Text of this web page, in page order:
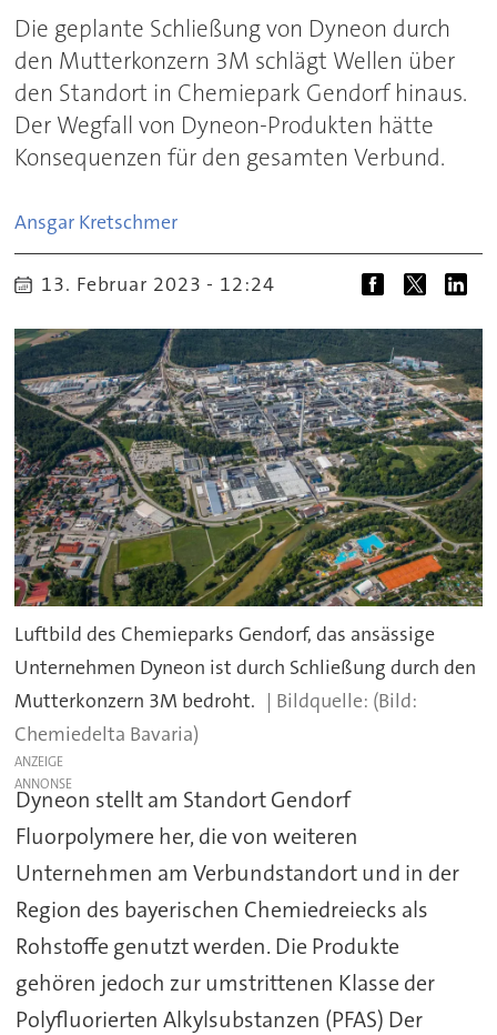
Die geplante Schließung von Dyneon durch
den Mutterkonzern 3M schlägt Wellen über
den Standort in Chemiepark Gendorf hinaus.
Der Wegfall von Dyneon-Produkten hätte
Konsequenzen für den gesamten Verbund.
Ansgar Kretschmer
13. Februar 2023 - 12:24
Luftbild des Chemieparks Gendorf, das ansässige
Unternehmen Dyneon ist durch Schließung durch den
Mutterkonzern 3M bedroht.
(Bild:
Chemiedelta Bavaria)
ANZEIGE
Dyneon stellt am Standort Gendorf
Fluorpolymere her, die von weiteren
Unternehmen am Verbundstandort und in der
Region des bayerischen Chemiedreiecks als
Rohstoffe genutzt werden. Die Produkte
gehören jedoch zur umstrittenen Klasse der
Polyfluorierten Alkylsubstanzen (PFAS) Der